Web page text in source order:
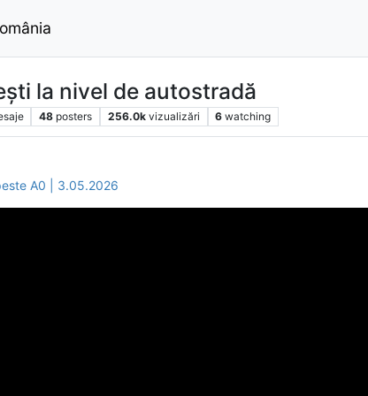
la nivel de autostradă
48 posters 256.0k vizualizări 6 watching
A0 | 3.05.2026